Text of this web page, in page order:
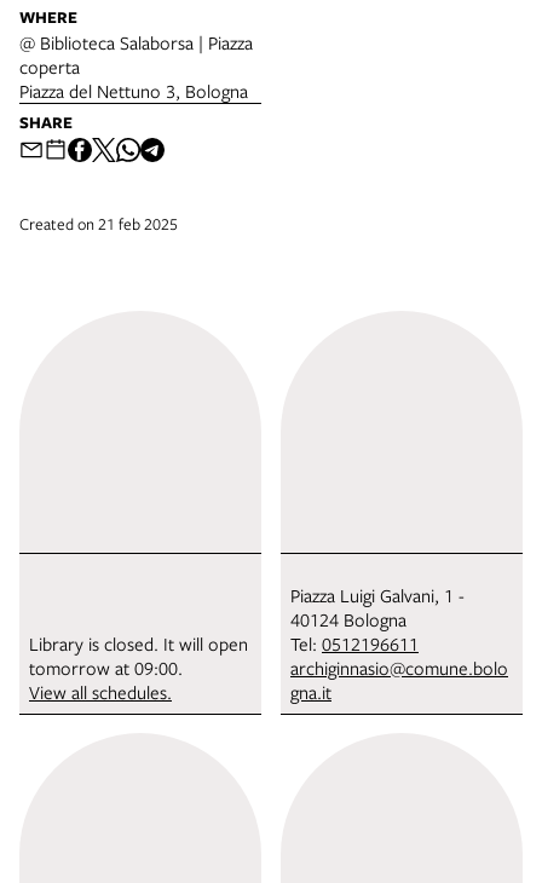
WHERE
@ Biblioteca Salaborsa | Piazza
coperta
Piazza del Nettuno 3, Bologna
SHARE
Created on 21 feb 2025
Library is closed. It will open
tomorrow at 09:00.
View all schedules.
Piazza Luigi Galvani, 1 -
40124 Bologna
Tel: 0512196611
archiginnasio@comune.bolo
gna.it